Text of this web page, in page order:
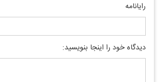
رایانامه
دیدگاه خود را اینجا بنویسید: